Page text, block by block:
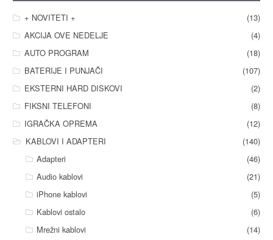
+ NOVITETI +
(13)
AKCIJA OVE NEDELJE
(4)
AUTO PROGRAM
(18)
BATERIJE I PUNJAČI
(107)
EKSTERNI HARD DISKOVI
(2)
FIKSNI TELEFONI
(8)
IGRAČKA OPREMA
(12)
KABLOVI I ADAPTERI
(140)
Adapteri
(46)
Audio kablovi
(21)
iPhone kablovi
(5)
Kablovi ostalo
(6)
Mrežni kablovi
(14)